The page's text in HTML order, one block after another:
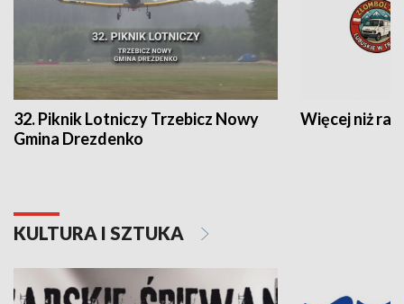
32. Piknik Lotniczy Trzebicz Nowy
Gmina Drezdenko
Więcej niż rajd
KULTURA I SZTUKA